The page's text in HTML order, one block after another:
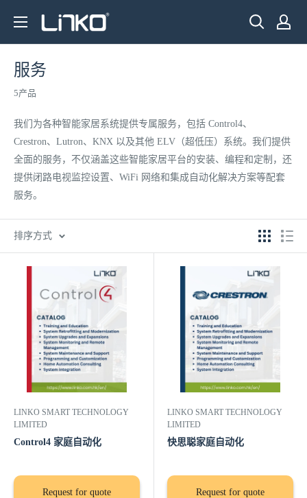
内
LINKO
LIMITED
服务
5产品
我们为各种智能家居系统提供专属服务，包括 Control4、
Crestron、Lutron、KNX 以及其他 ELV（超低压）系统。我们提供
全面的服务，不仅涵盖这些智能家居平台的安装、编程和定制，还
提供闭路电视监控设置、WiFi 网络和集成自动化解决方案等配套
服务。
排序方式
LINKO SMART TECHNOLOGY
LIMITED
Control4 家庭自动化
Request for quote
LINKO SMART TECHNOLOGY
LIMITED
快思聪家庭自动化
Request for quote